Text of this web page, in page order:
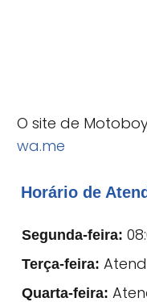
O site de
wa.me
Horário de
Segunda-feira:
Terça-feira:
Quarta-feira: